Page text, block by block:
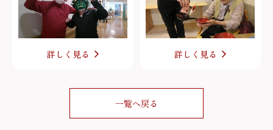
詳しく見る 詳しく見る
一覧へ戻る